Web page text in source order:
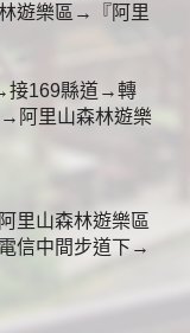
遊樂區→『阿里
接169縣道→轉
阿里山森林遊樂
里山森林遊樂區
信中間步道下→